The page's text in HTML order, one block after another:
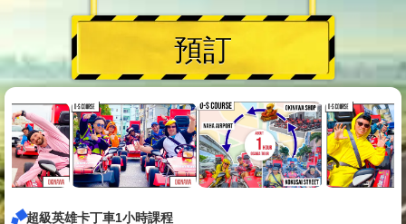
預訂
超級英雄卡丁車1小時課程